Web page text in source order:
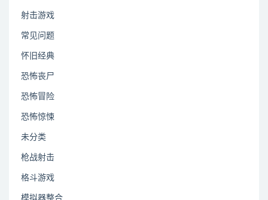
射击游戏
常见问题
怀旧经典
恐怖丧尸
恐怖冒险
恐怖惊悚
未分类
枪战射击
格斗游戏
模拟器整合